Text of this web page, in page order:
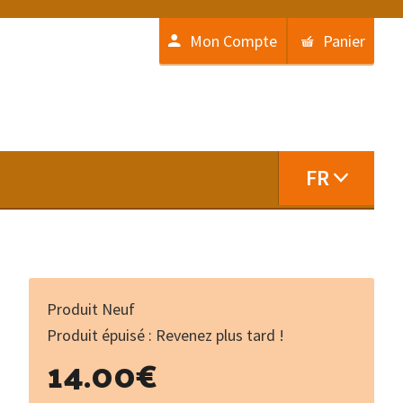
Mon Compte Panier
FR
Produit Neuf
Produit épuisé : Revenez plus tard !
14.00€